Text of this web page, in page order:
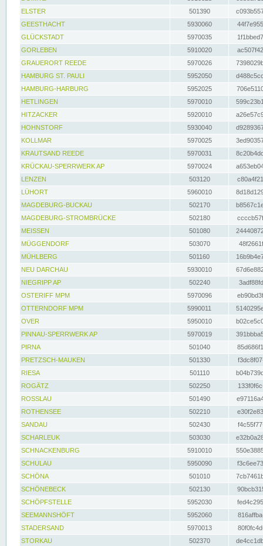
ELSTER
501390
GEESTHACHT
5930060
GLÜCKSTADT
5970035
GORLEBEN
5910020
GRAUERORT REEDE
5970026
HAMBURG ST. PAULI
5952050
HAMBURG-HARBURG
5952025
HETLINGEN
5970010
HITZACKER
5920010
HOHNSTORF
5930040
KOLLMAR
5970025
KRAUTSAND REEDE
5970031
KRÜCKAU-SPERRWERK AP
5970024
LENZEN
503120
LÜHORT
5960010
MAGDEBURG-BUCKAU
502170
MAGDEBURG-STROMBRÜCKE
502180
MEISSEN
501080
MÜGGENDORF
503070
MÜHLBERG
501160
NEU DARCHAU
5930010
NIEGRIPP AP
502240
OSTERIFF MPM
5970096
OTTERNDORF MPM
5990011
OVER
5950010
PINNAU-SPERRWERK AP
5970019
PIRNA
501040
PRETZSCH-MAUKEN
501330
RIESA
501110
ROGÄTZ
502250
ROSSLAU
501490
ROTHENSEE
502210
SANDAU
502430
SCHARLEUK
503030
SCHNACKENBURG
5910010
SCHULAU
5950090
SCHÖNA
501010
SCHÖNEBECK
502130
SCHÖPFSTELLE
5952030
SEEMANNSHÖFT
5952060
STADERSAND
5970013
STORKAU
502370